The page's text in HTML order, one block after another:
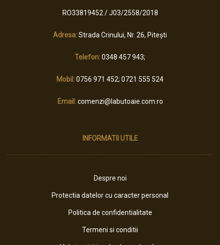
RO33819452 / J03/2558/2018
Adresa:Strada Crinului, Nr. 26, Pitești
Telefon:0348 457 943;
Mobil:0756 971 452; 0721 555 524
Email:comenzi@labutoaie.com.ro
INFORMATII UTILE
Despre noi
Protectia datelor cu caracter personal
Politica de confidentialitate
Termeni si conditii